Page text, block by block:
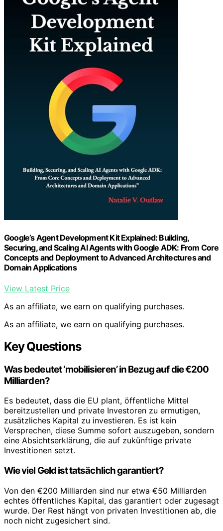
Google’s Agent Development Kit Explained: Building,
Securing, and Scaling AI Agents with Google ADK: From Core
Concepts and Deployment to Advanced Architectures and
Domain Applications
View Latest Price
As an affiliate, we earn on qualifying purchases.
As an affiliate, we earn on qualifying purchases.
Key Questions
Was bedeutet ‘mobilisieren’ in Bezug auf die €200
Milliarden?
Es bedeutet, dass die EU plant, öffentliche Mittel
bereitzustellen und private Investoren zu ermutigen,
zusätzliches Kapital zu investieren. Es ist kein
Versprechen, diese Summe sofort auszugeben, sondern
eine Absichtserklärung, die auf zukünftige private
Investitionen setzt.
Wie viel Geld ist tatsächlich garantiert?
Von den €200 Milliarden sind nur etwa €50 Milliarden
echtes öffentliches Kapital, das garantiert oder zugesagt
wurde. Der Rest hängt von privaten Investitionen ab, die
noch nicht zugesichert sind.